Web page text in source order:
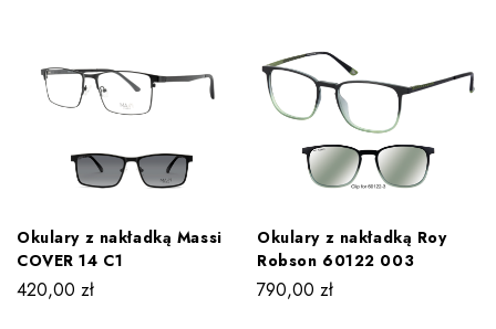
Okulary z nakładką Massi
COVER 14 C1
420,00 zł
Okulary z nakładką Roy
Robson 60122 003
790,00 zł